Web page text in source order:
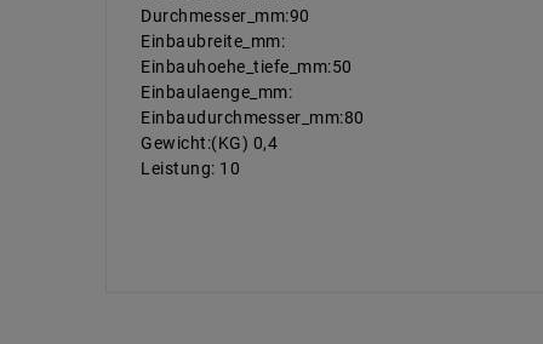
Durchmesser_mm:90
Einbaubreite_mm:
Einbauhoehe_tiefe_mm:50
Einbaulaenge_mm:
Einbaudurchmesser_mm:80
Gewicht:(KG) 0,4
Leistung: 10